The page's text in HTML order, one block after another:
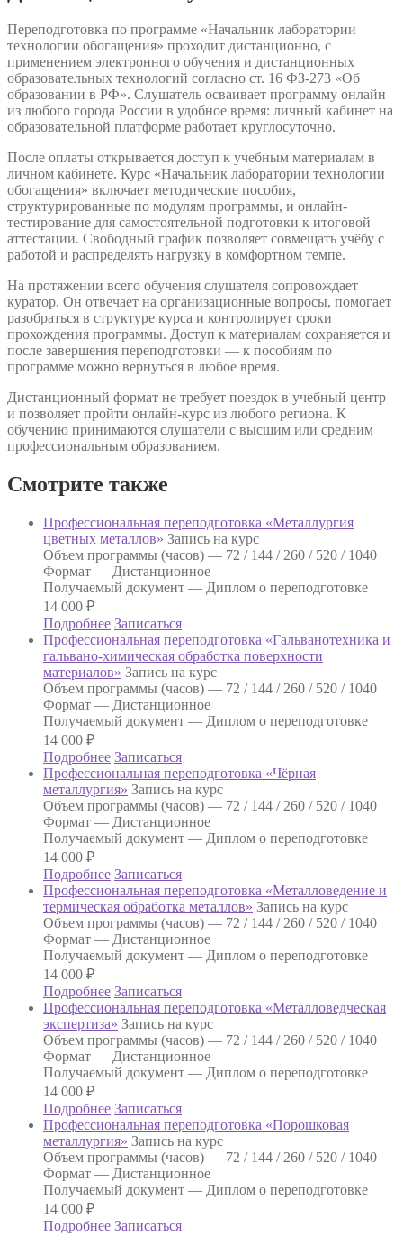
Переподготовка по программе «Начальник лаборатории
технологии обогащения» проходит дистанционно, с
применением электронного обучения и дистанционных
образовательных технологий согласно ст. 16 ФЗ-273 «Об
образовании в РФ». Слушатель осваивает программу онлайн
из любого города России в удобное время: личный кабинет на
образовательной платформе работает круглосуточно.
После оплаты открывается доступ к учебным материалам в
личном кабинете. Курс «Начальник лаборатории технологии
обогащения» включает методические пособия,
структурированные по модулям программы, и онлайн-
тестирование для самостоятельной подготовки к итоговой
аттестации. Свободный график позволяет совмещать учёбу с
работой и распределять нагрузку в комфортном темпе.
На протяжении всего обучения слушателя сопровождает
куратор. Он отвечает на организационные вопросы, помогает
разобраться в структуре курса и контролирует сроки
прохождения программы. Доступ к материалам сохраняется и
после завершения переподготовки — к пособиям по
программе можно вернуться в любое время.
Дистанционный формат не требует поездок в учебный центр
и позволяет пройти онлайн-курс из любого региона. К
обучению принимаются слушатели с высшим или средним
профессиональным образованием.
Смотрите также
Профессиональная переподготовка «Металлургия
цветных металлов» Запись на курс
Объем программы (часов) — 72 / 144 / 260 / 520 / 1040
Формат — Дистанционное
Получаемый документ — Диплом о переподготовке
14 000 ₽
Подробнее Записаться
Профессиональная переподготовка «Гальванотехника и
гальвано-химическая обработка поверхности
материалов» Запись на курс
Объем программы (часов) — 72 / 144 / 260 / 520 / 1040
Формат — Дистанционное
Получаемый документ — Диплом о переподготовке
14 000 ₽
Подробнее Записаться
Профессиональная переподготовка «Чёрная
металлургия» Запись на курс
Объем программы (часов) — 72 / 144 / 260 / 520 / 1040
Формат — Дистанционное
Получаемый документ — Диплом о переподготовке
14 000 ₽
Подробнее Записаться
Профессиональная переподготовка «Металловедение и
термическая обработка металлов» Запись на курс
Объем программы (часов) — 72 / 144 / 260 / 520 / 1040
Формат — Дистанционное
Получаемый документ — Диплом о переподготовке
14 000 ₽
Подробнее Записаться
Профессиональная переподготовка «Металловедческая
экспертиза» Запись на курс
Объем программы (часов) — 72 / 144 / 260 / 520 / 1040
Формат — Дистанционное
Получаемый документ — Диплом о переподготовке
14 000 ₽
Подробнее Записаться
Профессиональная переподготовка «Порошковая
металлургия» Запись на курс
Объем программы (часов) — 72 / 144 / 260 / 520 / 1040
Формат — Дистанционное
Получаемый документ — Диплом о переподготовке
14 000 ₽
Подробнее Записаться